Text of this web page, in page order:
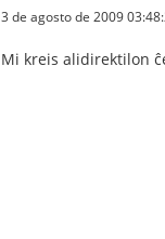
3 de agosto de 2009
Mi kreis alidirektilon